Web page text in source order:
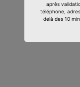
après
téléphone,
delà des 10